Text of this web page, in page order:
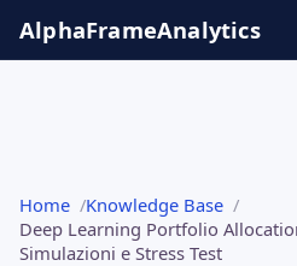
contenuto
AlphaFrameAnalytics
Soluzioni &
Insights
Home
Knowledge Base
Deep Learning Portfolio
Simulazioni e Stress Test